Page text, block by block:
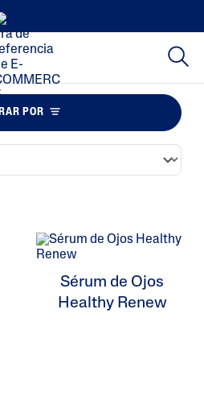
POR
Sérum de Ojos
Healthy Renew